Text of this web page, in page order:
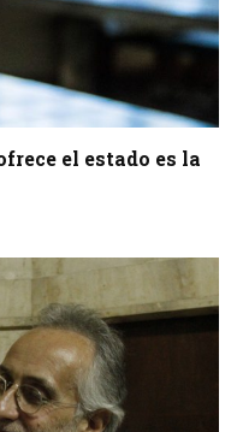
el estado es la